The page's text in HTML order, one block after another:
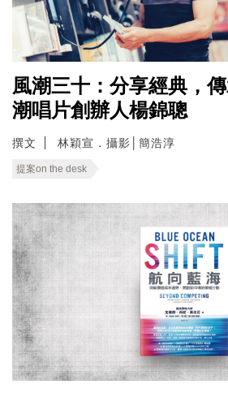
風潮三十：分享經典，
潮唱片創辦人楊錦聰
撰文 林穎宣．攝影│簡浩淳
提案on the desk